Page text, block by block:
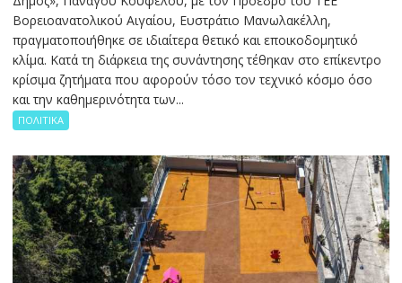
Βορειοανατολικού Αιγαίου, Ευστράτιο Μανωλακέλλη,
πραγματοποιήθηκε σε ιδιαίτερα θετικό και εποικοδομητικό
κλίμα. Κατά τη διάρκεια της συνάντησης τέθηκαν στο επίκεντρο
κρίσιμα ζητήματα που αφορούν τόσο τον τεχνικό κόσμο όσο
και την καθημερινότητα των...
ΠΟΛΙΤΙΚΑ